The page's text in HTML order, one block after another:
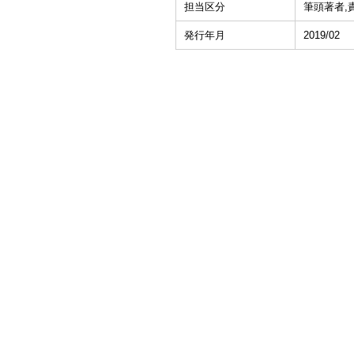
担当区分 筆頭著者,
発行年月 2019/02